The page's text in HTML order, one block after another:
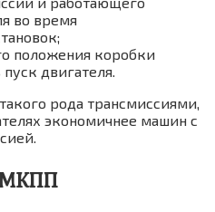
во время
положения коробки
двигателя.
рода трансмиссиями,
экономичнее машин с